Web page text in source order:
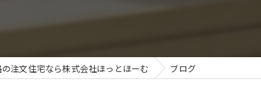
資金計画
注文住宅なら株式会社ほっとほーむ ブログ